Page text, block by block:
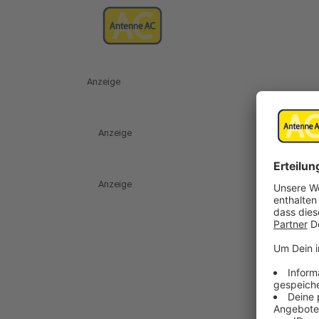
Anzeige
Anzeige
Anzeige